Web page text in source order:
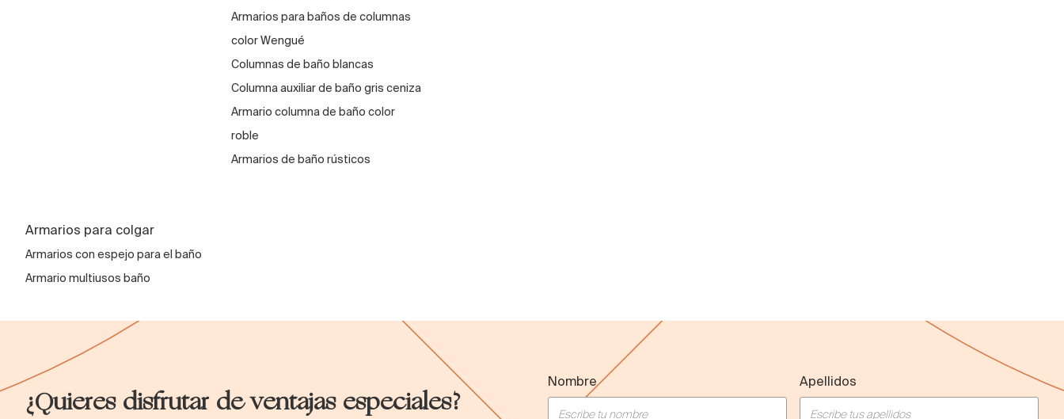
Armarios para baños de columnas
color Wengué
Columnas de baño blancas
Columna auxiliar de baño gris ceniza
Armario columna de baño color
roble
Armarios de baño rústicos
Armarios para colgar
Armarios con espejo para el baño
Armario multiusos baño
¿Quieres disfrutar de ventajas especiales?
Nombre Apellidos